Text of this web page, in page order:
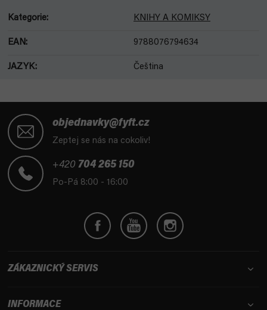
Kategorie: KNIHY A KOMIKSY
EAN: 9788076794634
JAZYK: Čeština
objednavky@fyft.cz
Zeptej se nás na cokoliv!
+420 704 265 150
Po-Pá 8:00 - 16:00
ZÁKAZNICKÝ SERVIS
INFORMACE